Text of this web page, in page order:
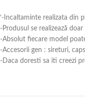
‘-Incaltaminte realizata din
-Produsul se realizează
-Absolut fiecare model
-Accesorii gen : sireturi,
-Daca doresti sa iti creezi